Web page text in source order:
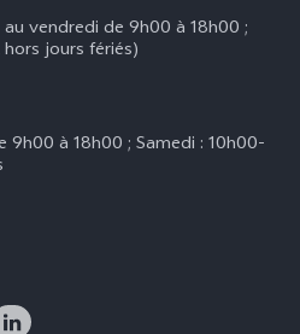
vendredi de 9h00 à 18h00 ;
jours fériés)
9h00 à 18h00 ; Samedi : 10h00-